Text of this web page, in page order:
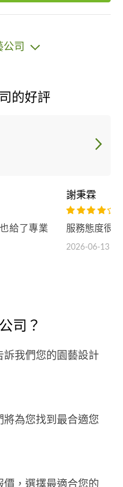
公司
的好評
給了專業
謝秉霖
服務態度很
2026-06-13
司？
訴我們您的園藝設計
將為您找到最合適您
價，選擇最適合您的